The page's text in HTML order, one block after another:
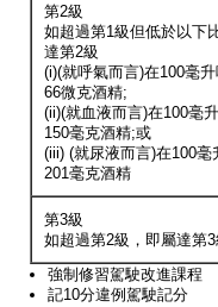
第2級
如超過第1級但低於以下
達第2級
(i)(就呼氣而言)在100毫
66微克酒精;
(ii)(就血液而言)在100毫
150毫克酒精;或
(iii) (就尿液而言)在100毫
201毫克酒精
第3級
如超過第2級，即屬達第3
強制修習駕駛改進課程
記10分違例駕駛記分